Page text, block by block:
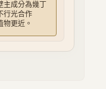
成分為幾丁
行光合作
物更近。